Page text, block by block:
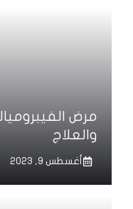
مرض
والعلاج
أغسطس 9, 2023